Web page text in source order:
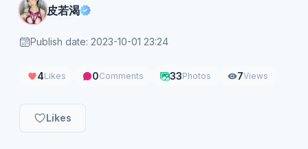
皮若渴
Publish date: 2023-10-01 23:24
4Likes 0Comments 33Photos 7Views
Likes